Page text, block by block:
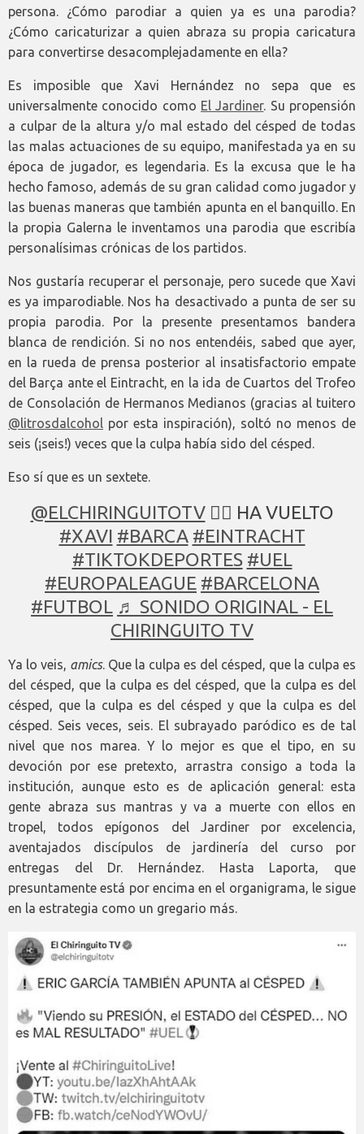
persona. ¿Cómo parodiar a quien ya es una parodia?
¿Cómo caricaturizar a quien abraza su propia caricatura
para convertirse desacomplejadamente en ella?
Es imposible que Xavi Hernández no sepa que es
universalmente conocido como El Jardiner. Su propensión
a culpar de la altura y/o mal estado del césped de todas
las malas actuaciones de su equipo, manifestada ya en su
época de jugador, es legendaria. Es la excusa que le ha
hecho famoso, además de su gran calidad como jugador y
las buenas maneras que también apunta en el banquillo. En
la propia Galerna le inventamos una parodia que escribía
personalísimas crónicas de los partidos.
Nos gustaría recuperar el personaje, pero sucede que Xavi
es ya imparodiable. Nos ha desactivado a punta de ser su
propia parodia. Por la presente presentamos bandera
blanca de rendición. Si no nos entendéis, sabed que ayer,
en la rueda de prensa posterior al insatisfactorio empate
del Barça ante el Eintracht, en la ida de Cuartos del Trofeo
de Consolación de Hermanos Medianos (gracias al tuitero
@litrosdalcohol por esta inspiración), soltó no menos de
seis (¡seis!) veces que la culpa había sido del césped.
Eso sí que es un sextete.
@ELCHIRINGUITOTV😵‍💫 HA VUELTO
#XAVI #BARCA #EINTRACHT
#TIKTOKDEPORTES #UEL
#EUROPALEAGUE #BARCELONA
#FUTBOL ♬ SONIDO ORIGINAL - EL
CHIRINGUITO TV
Ya lo veis, amics. Que la culpa es del césped, que la culpa es
del césped, que la culpa es del césped, que la culpa es del
césped, que la culpa es del césped y que la culpa es del
césped. Seis veces, seis. El subrayado paródico es de tal
nivel que nos marea. Y lo mejor es que el tipo, en su
devoción por ese pretexto, arrastra consigo a toda la
institución, aunque esto es de aplicación general: esta
gente abraza sus mantras y va a muerte con ellos en
tropel, todos epígonos del Jardiner por excelencia,
aventajados discípulos de jardinería del curso por
entregas del Dr. Hernández. Hasta Laporta, que
presuntamente está por encima en el organigrama, le sigue
en la estrategia como un gregario más.